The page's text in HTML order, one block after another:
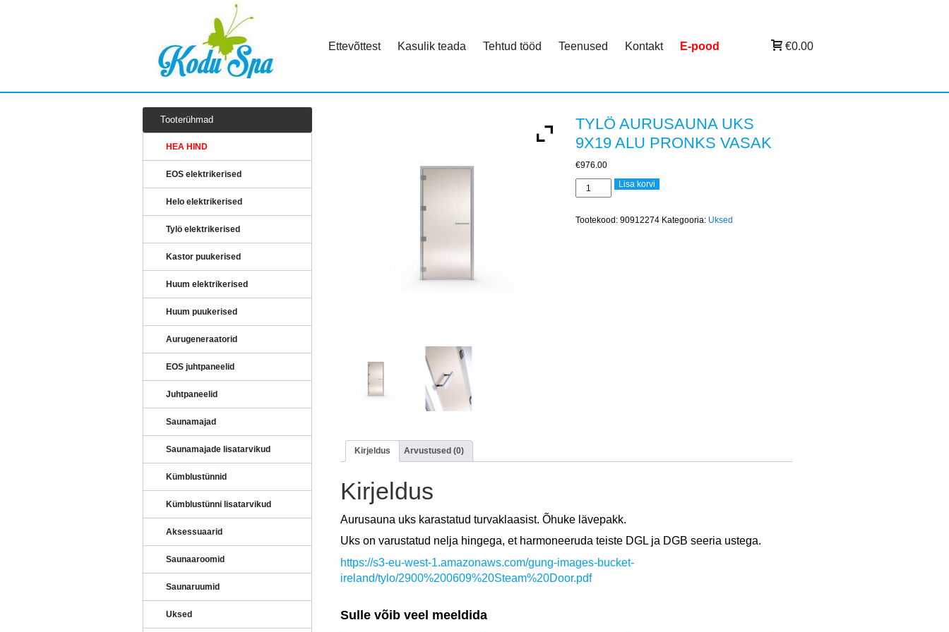
Ettevõttest Kasulik teada Tehtud tööd Teenused Kontakt E-pood €0.00
TYLÖ AURUSAUNA UKS
9X19 ALU PRONKS VASAK
€976.00
TYLÖ
AURUSAUNA
9X19
Lisa korvi
Tootekood: 90912274 Kategooria: Uksed
Kirjeldus Arvustused (0)
Kirjeldus
Aurusauna uks karastatud turvaklaasist. Õhuke lävepakk.
Uks on varustatud nelja hingega, et harmoneeruda teiste DGL ja DGB seeria ustega.
https://s3-eu-west-1.amazonaws.com/gung-images-bucket-
ireland/tylo/2900%200609%20Steam%20Door.pdf
Sulle võib veel meeldida
Tooterühmad
HEA HIND
EOS elektrikerised
Helo elektrikerised
Tylö elektrikerised
Kastor puukerised
Huum elektrikerised
Huum puukerised
Aurugeneraatorid
EOS juhtpaneelid
Juhtpaneelid
Saunamajad
Saunamajade lisatarvikud
Kümblustünnid
Kümblustünni lisatarvikud
Aksessuaarid
Saunaaroomid
Saunaruumid
Uksed